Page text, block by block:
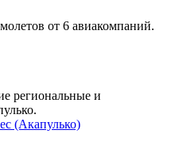
от 6 авиакомпаний.
региональные и
(Акапулько)